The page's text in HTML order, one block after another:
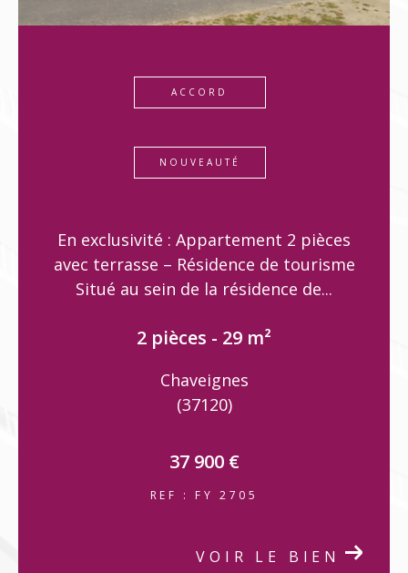
ACCORD
NOUVEAUTÉ
En exclusivité : Appartement 2 pièces
avec terrasse – Résidence de tourisme
Situé au sein de la résidence de...
2 pièces - 29 m²
Chaveignes
(37120)
37 900 €
REF : FY 2705
VOIR LE BIEN